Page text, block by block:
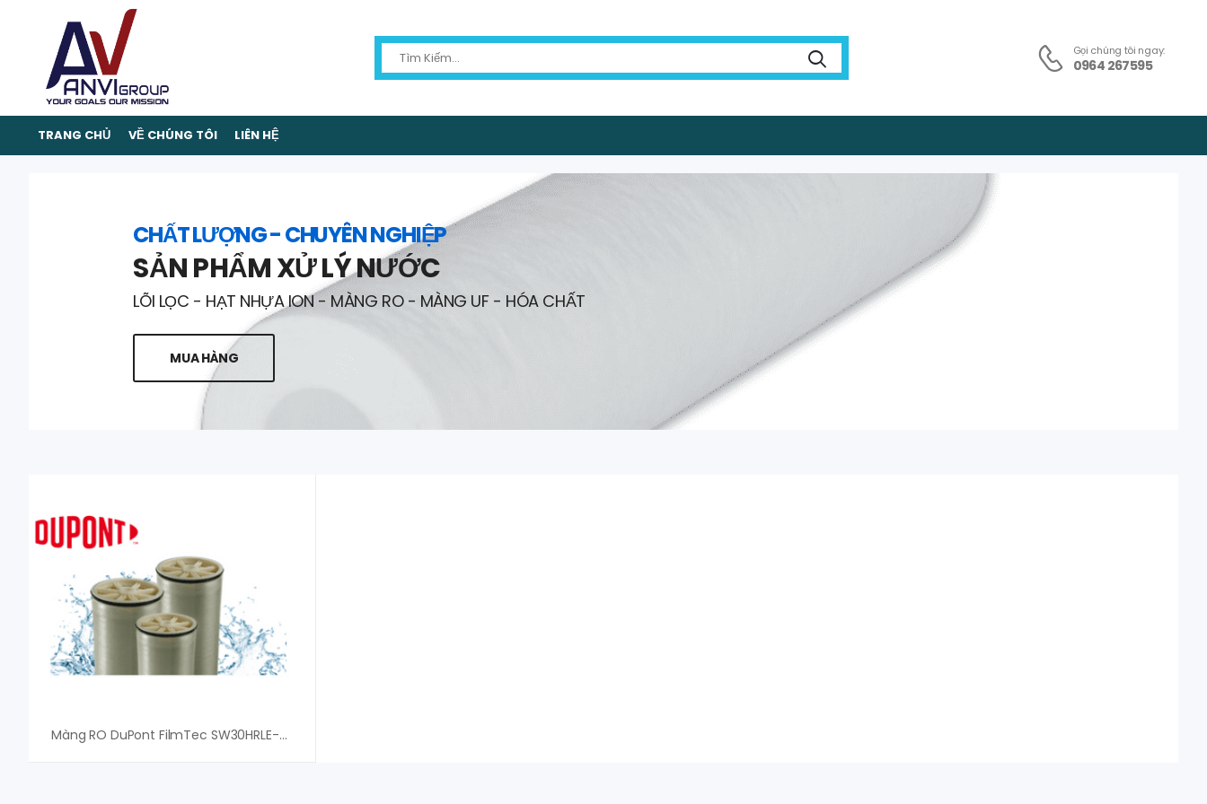
Gọi chúng tôi ngay:
0964 267595
TRANG CHỦ VỀ CHÚNG TÔI LIÊN HỆ
CHẤT LƯỢNG - CHUYÊN NGHIỆP
SẢN PHẨM XỬ LÝ NƯỚC
LÕI LỌC - HẠT NHỰA ION - MÀNG RO - MÀNG UF - HÓA CHẤT
MUA HÀNG
Màng RO DuPont FilmTec SW30HRLE-440